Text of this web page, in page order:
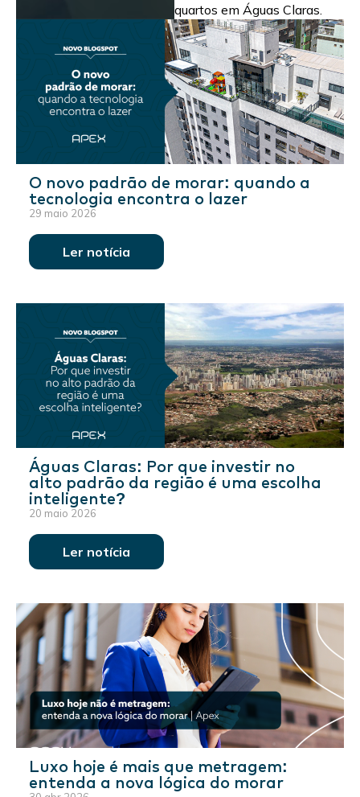
quartos em Águas Claras.
O novo padrão de morar: quando a
tecnologia encontra o lazer
29 maio 2026
Ler notícia
Águas Claras: Por que investir no
alto padrão da região é uma escolha
inteligente?
20 maio 2026
Ler notícia
Luxo hoje é mais que metragem:
entenda a nova lógica do morar